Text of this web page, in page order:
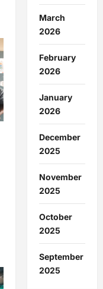
March
2026
February
2026
January
2026
December
2025
November
2025
October
2025
September
2025